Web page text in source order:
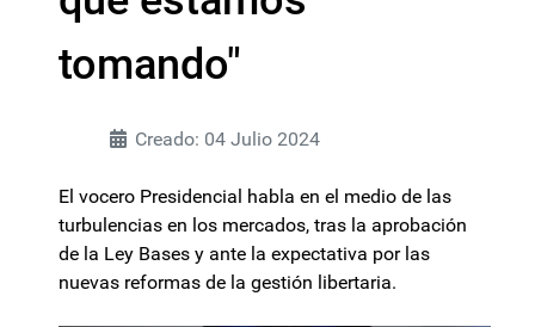
tomando"
Creado: 04 Julio 2024
El vocero Presidencial habla en el medio de las
turbulencias en los mercados, tras la aprobación
de la Ley Bases y ante la expectativa por las
nuevas reformas de la gestión libertaria.